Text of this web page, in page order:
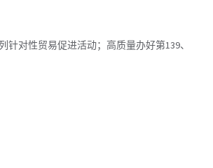
对性贸易促进活动；高质量办好第139、